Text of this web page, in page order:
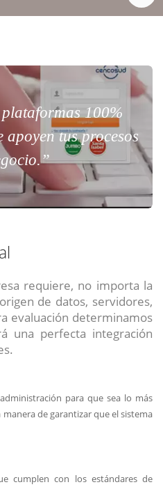
100%
tus procesos
requiere, no importa la
de datos, servidores,
evaluación determinamos
una perfecta integración
para que sea lo más
de garantizar que el sistema
cumplen con los estándares de